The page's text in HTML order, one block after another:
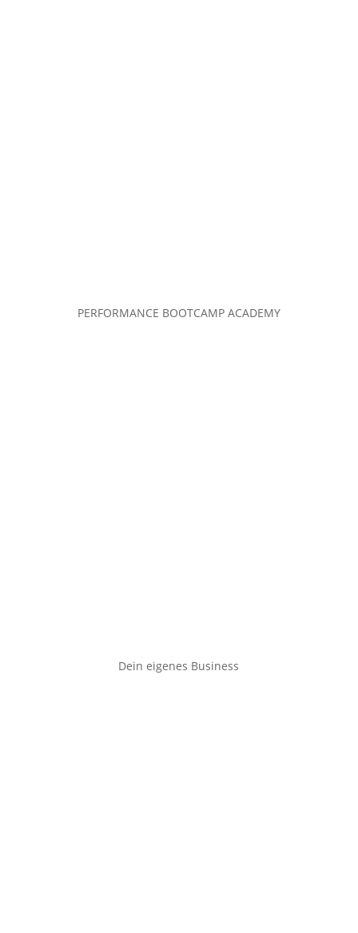
PERFORMANCE BOOTCAMP ACADEMY
Dein eigenes Business